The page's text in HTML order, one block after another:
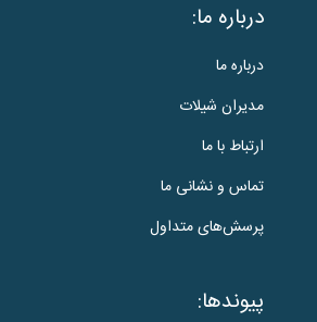
درباره ما:
درباره ما
مدیران شیلات
ارتباط با ما
تماس و نشانی ما
پرسش‌های متداول
پیوندها: